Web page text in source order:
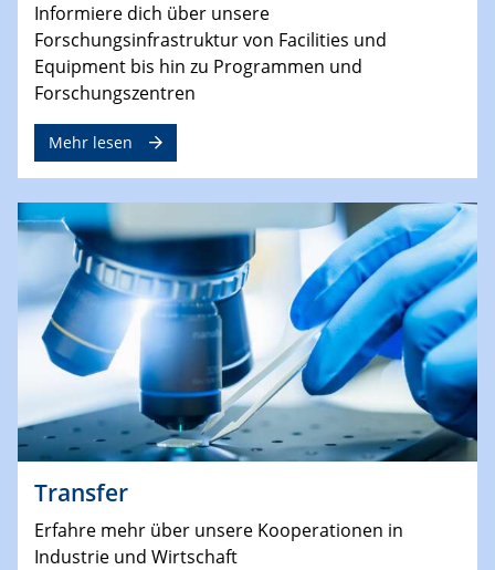
Informiere dich über unsere
Forschungsinfrastruktur von Facilities und
Equipment bis hin zu Programmen und
Forschungszentren
Mehr lesen
Transfer
Erfahre mehr über unsere Kooperationen in
Industrie und Wirtschaft